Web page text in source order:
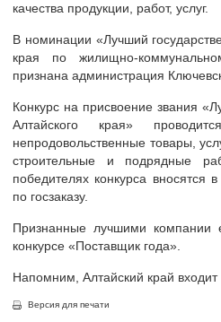
качества продукции, работ, услуг.
В номинации «Лучший
края по жилищно-
признана администрация
Конкурс на присвоение звания
Алтайского края»
непродовольственные товары,
строительные и подрядные
победителях конкурса вносятся
по госзаказу.
Признанные лучшими компании
конкурсе «Поставщик года».
Напомним, Алтайский край входит
Версия для печати